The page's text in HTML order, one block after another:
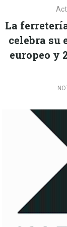
La
celebra su
europeo y